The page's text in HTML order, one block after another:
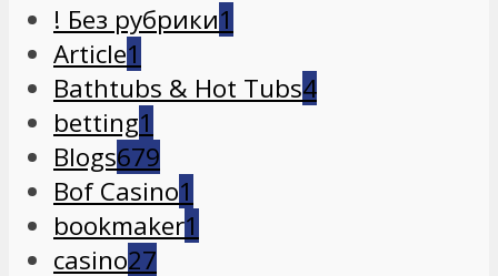
! Без рубрики1
Article1
Bathtubs & Hot Tubs4
betting1
Blogs679
Bof Casino1
bookmaker1
casino27